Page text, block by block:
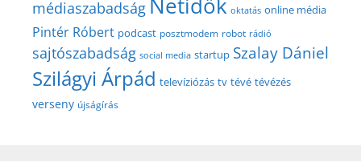
médiaszabadság oktatás online média
Pintér Róbert podcast posztmodem robot rádió
sajtószabadság social media startup Szalay Dániel
Szilágyi Árpád televíziózás tv tévé tévézés
verseny újságírás